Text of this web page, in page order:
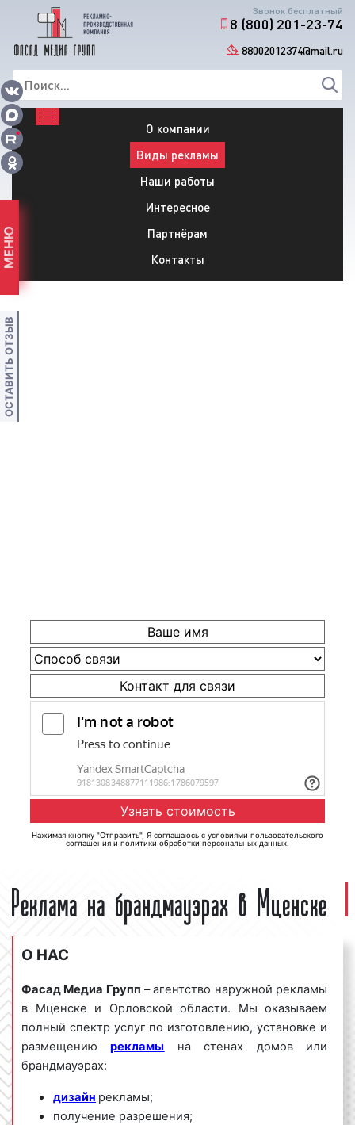
Звонок бесплатный
8 (800) 201-23-74
88002012374@mail.ru
О компании
Виды рекламы
Наши работы
Интересное
Партнёрам
Контакты
Нажимая кнопку "Отправить", Я соглашаюсь с условиями пользовательского
соглашения и политики обработки персональных данных
Реклама на брандмауэрах в Мценске
О НАС
Фасад Медиа Групп – агентство наружной рекламы
в Мценске и Орловской области. Мы оказываем
полный спектр услуг по изготовлению, установке и
размещениюрекламы на стенах домов или
брандмауэрах:
дизайн рекламы;
получение разрешения;
МЕНЮ
ОСТАВИТЬ ОТЗЫВ